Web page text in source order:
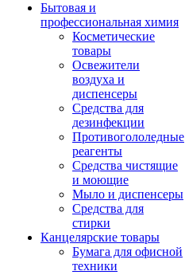
Бытовая и
профессиональная химия
Косметические
товары
Освежители
воздуха и
диспенсеры
Средства для
дезинфекции
Противогололедные
реагенты
Средства чистящие
и моющие
Мыло и диспенсеры
Средства для
стирки
Канцелярские товары
Бумага для офисной
техники